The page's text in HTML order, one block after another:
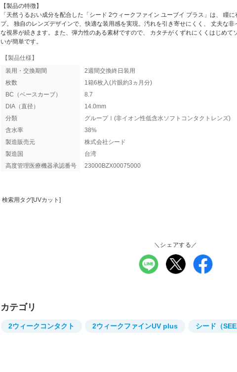
【製品の特徴】
「天然うるおい成分を配合した「シード 2ウィークファイン ユーブイ プラス」は、 瞳
プ。 独自のレンズデザインで、快適な装用感を実現。汚れを引き寄せにくく、 丈夫な
な視界が続きます。また、弾力性のある素材ですので、 カタチがくずれにくくはじめて
いが簡単です。
【製品仕様】
装用・交換期間
2週間交換終日装用
枚数
1箱6枚入(片眼約3ヵ月分)
BC（ベースカーブ）
8.7
DIA（直径）
14.0mm
分類
グループⅠ(非イオン性低含水ソフトコンタクトレンズ)
含水率
38%
製造販売元
株式会社シード
製造国
台湾
高度管理医療機器承認番号
23000BZX00075000
検索用タグ[UVカット]
＼シェアする／
カテゴリ
2ウィークコンタクト 2ウィークファインUV plus シード（